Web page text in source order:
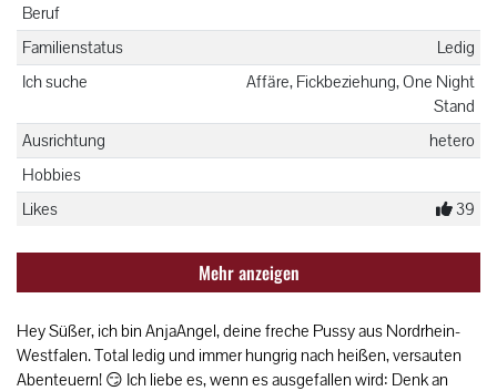
Beruf
Familienstatus
Ledig
Ich suche
Affäre, Fickbeziehung, One Night
Stand
Ausrichtung
hetero
Hobbies
Likes
39
Mehr anzeigen
Hey Süßer, ich bin AnjaAngel, deine freche Pussy aus Nordrhein-
Westfalen. Total ledig und immer hungrig nach heißen, versauten
Abenteuern! 😏 Ich liebe es, wenn es ausgefallen wird: Denk an